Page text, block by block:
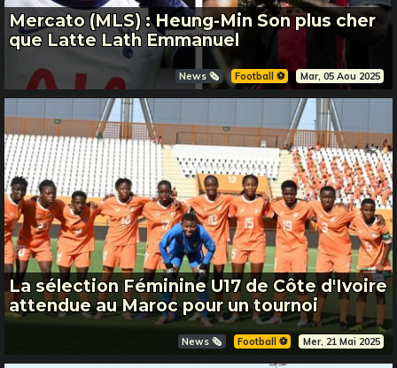
Mercato (MLS) : Heung-Min Son plus cher
que Latte Lath Emmanuel
News 🗞️ Football ⚽️ Mar, 05 Aou 2025
La sélection Féminine U17 de Côte d'Ivoire
attendue au Maroc pour un tournoi
News 🗞️ Football ⚽️ Mer, 21 Mai 2025